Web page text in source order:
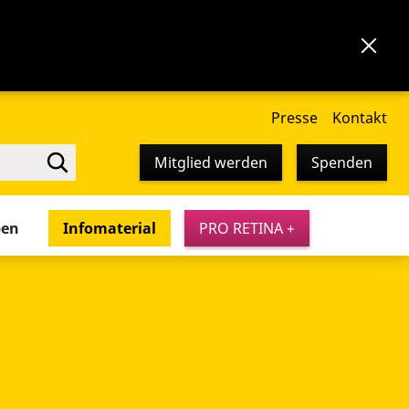
Presse Kontakt
Mitglied werden Spenden
Infomaterial PRO RETINA +